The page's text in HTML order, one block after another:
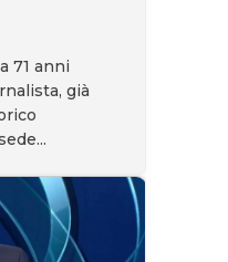
71 anni
già